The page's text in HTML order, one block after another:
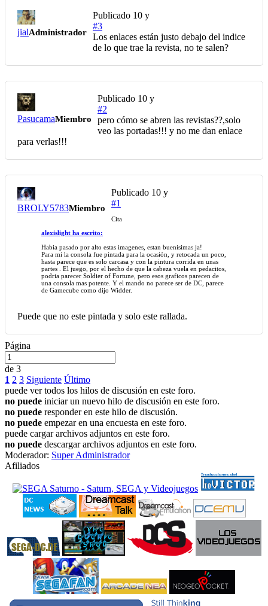
jialAdministrador
Publicado 10 y
#3
Los enlaces están justo debajo del indice
de lo que trae la revista, no te salen?
PasucamaMiembro
Publicado 10 y
#2
pero cómo se abren las revistas??,solo
veo las portadas!!! y no me dan enlace
para verlas!!!
BROLY5783Miembro
Publicado 10 y
#1
Cita
alexislight ha escrito:
Habia pasado por alto estas imagenes, estan buenisimas ja!
Para mi la consola fue pintada para la ocasión, y retocada un poco,
hasta parece que es solo carcasa y con la pintura corrida en unas
partes . El juego, por el hecho de que la cabeza vuela en pedacitos,
podria parecer Soldier of Fortune, pero esos graficos parecen de
una consola mas potente. Y el mando no parece ser de DC, parece
de Gamecube como dijo Widder.
Puede que no este pintada y solo este rallada.
Página
de 3
1 2 3 Siguiente Último
puede ver todos los hilos de discusión en este foro.
no puede iniciar un nuevo hilo de discusión en este foro.
no puede responder en este hilo de discusión.
no puede empezar en una encuesta en este foro.
puede cargar archivos adjuntos en este foro.
no puede descargar archivos adjuntos en este foro.
Moderador: Super Administrador
Afiliados